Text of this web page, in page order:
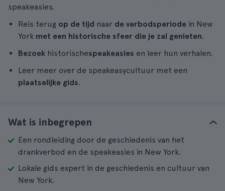
speakeasies.
Reis terug op de tijd naar de verbodsperiode in New
York met een historische sfeer die je zal genieten.
Bezoek historischespeakeasies en leer hun verhalen.
Leer meer over de speakeasycultuur met een
plaatselijke gids.
Wat is inbegrepen
Een rondleiding door de geschiedenis van het
drankverbod en de speakeasies in New York.
Lokale gids expert in de geschiedenis en cultuur van
New York.